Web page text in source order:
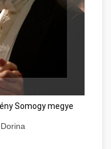
Somogy megye